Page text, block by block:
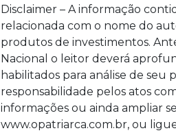
Disclaimer – A informação
relacionada com o nome do
produtos de investimentos.
Nacional o leitor deverá
habilitados para análise de
responsabilidade pelos atos
informações ou ainda ampliar
www.opatriarca.com.br, ou